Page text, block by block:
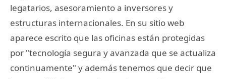
legatarios, asesoramiento a inversores y
estructuras internacionales. En su sitio web
aparece escrito que las oficinas están protegidas
por "tecnología segura y avanzada que se actualiza
continuamente" y además tenemos que decir que